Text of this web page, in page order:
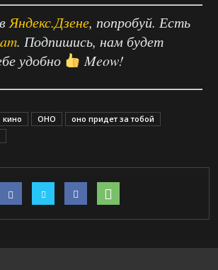
Яндекс.Дзене, попробуй. Есть
. Подпишись, нам будет
удобно
Meow!
кино ОНО
оно придет за тобой